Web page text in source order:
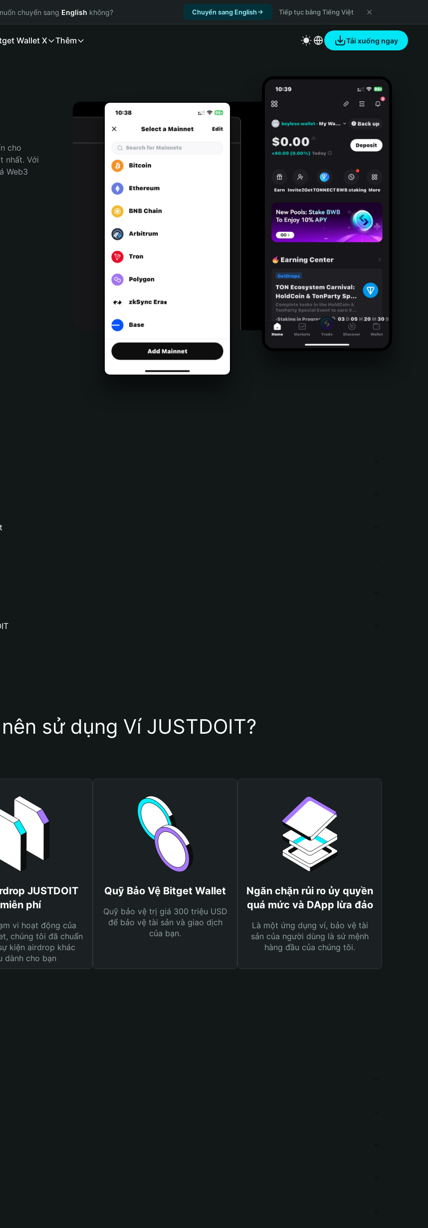
chuyển sang English không? Chuyển sang English Tiếp tục bằng Tiếng Việt
Wallet X Thêm Tải xuống ngay
cho
nhất. Với
Web3
sử dụng Ví JUSTDOIT?
JUSTDOIT
miễn phí
vi hoạt động của
chúng tôi đã chuẩn
kiện airdrop khác
dành cho bạn
Quỹ Bảo Vệ Bitget Wallet
Quỹ bảo vệ trị giá 300 triệu USD
để bảo vệ tài sản và giao dịch
của bạn.
Ngăn chặn rủi ro ủy quyền
quá mức và DApp lừa đảo
Là một ứng dụng ví, bảo vệ tài
sản của người dùng là sứ mệnh
hàng đầu của chúng tôi.